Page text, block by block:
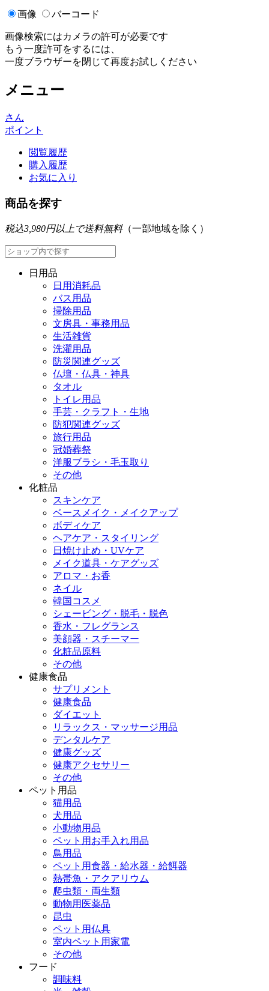
画像 バーコード
画像検索にはカメラの許可が必要です
もう一度許可をするには、
一度ブラウザーを閉じて再度お試しください
メニュー
さん
ポイント
閲覧履歴
購入履歴
お気に入り
商品を探す
税込3,980円以上で送料無料（一部地域を除く）
日用品
日用消耗品
バス用品
掃除用品
文房具・事務用品
生活雑貨
洗濯用品
防災関連グッズ
仏壇・仏具・神具
タオル
トイレ用品
手芸・クラフト・生地
防犯関連グッズ
旅行用品
冠婚葬祭
洋服ブラシ・毛玉取り
その他
化粧品
スキンケア
ベースメイク・メイクアップ
ボディケア
ヘアケア・スタイリング
日焼け止め・UVケア
メイク道具・ケアグッズ
アロマ・お香
ネイル
韓国コスメ
シェービング・脱毛・脱色
香水・フレグランス
美顔器・スチーマー
化粧品原料
その他
健康食品
サプリメント
健康食品
ダイエット
リラックス・マッサージ用品
デンタルケア
健康グッズ
健康アクセサリー
その他
ペット用品
猫用品
犬用品
小動物用品
ペット用お手入れ用品
鳥用品
ペット用食器・給水器・給餌器
熱帯魚・アクアリウム
爬虫類・両生類
動物用医薬品
昆虫
ペット用仏具
室内ペット用家電
その他
フード
調味料